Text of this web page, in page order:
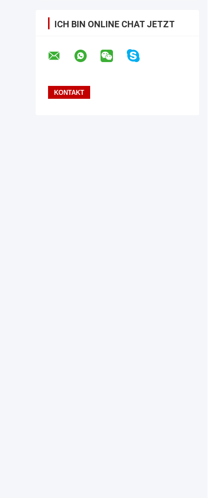
ICH BIN ONLINE CHAT JETZT